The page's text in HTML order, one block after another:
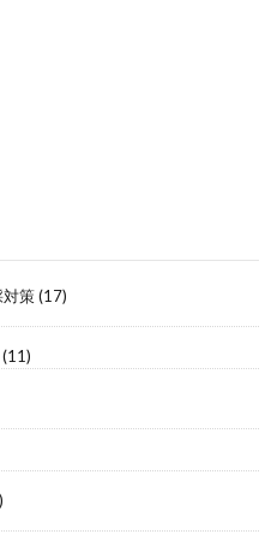
対策(17)
(11)